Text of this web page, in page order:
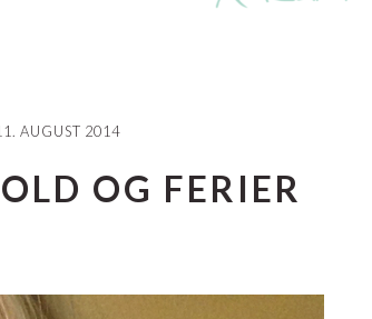
AUGUST 2014
OG FERIER